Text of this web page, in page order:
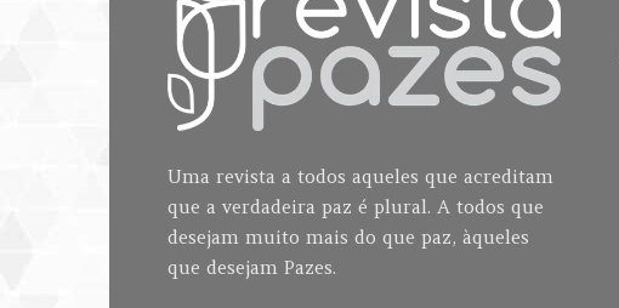
Uma revista a todos aqueles que acreditam
que a verdadeira paz é plural. A todos que
desejam muito mais do que paz, àqueles
que desejam Pazes.